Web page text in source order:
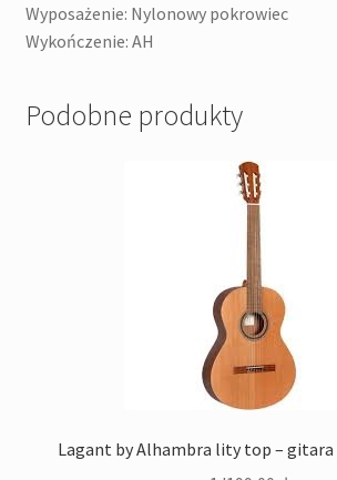
Wyposażenie: Nylonowy pokrowiec
Wykończenie: AH
Podobne produkty
Lagant by Alhambra lity top – gitara